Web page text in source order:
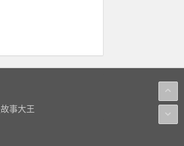
事大王